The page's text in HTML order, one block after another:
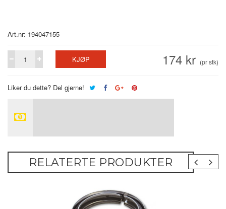
Art.nr: 194047155
174 kr (pr stk)
KJØP
Liker du dette? Del gjerne!
RELATERTE PRODUKTER